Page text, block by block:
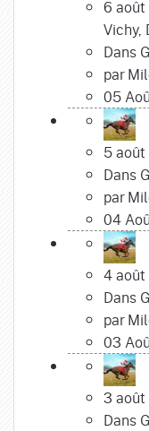
6 août
Vichy,
Dans
par
05
5 août
Dans
par
04
4 août
Dans
par
03
3
Dans